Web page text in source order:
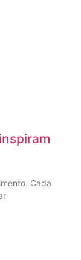
Cada